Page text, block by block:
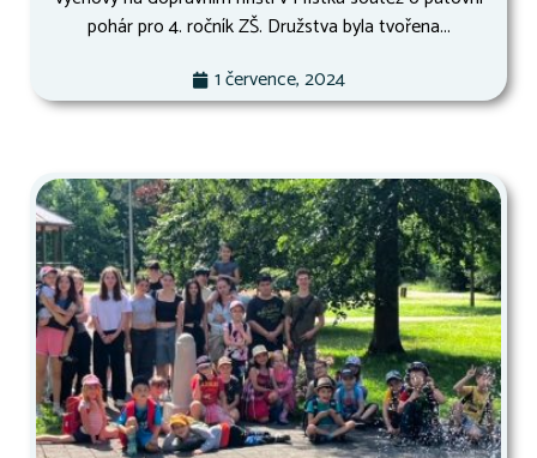
pohár pro 4. ročník ZŠ. Družstva byla tvořena...
1 července, 2024